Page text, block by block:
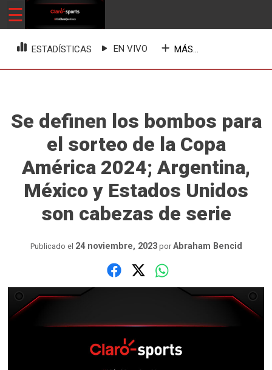
Skip
☰
ClaroSports
Más Claro que nunca
ESTADÍSTICAS EN VIVO MÁS...
Se definen los bombos para
el sorteo de la Copa
América 2024; Argentina,
México y Estados Unidos
son cabezas de serie
Publicado el 24 noviembre, 2023por Abraham Bencid